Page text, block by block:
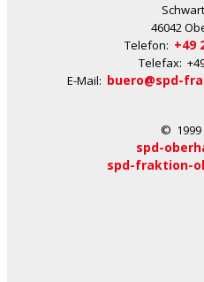
46042
Telefon: +49
Telefax:
E-Mail: buero@spd-
© 1999
spd-
spd-fraktion-